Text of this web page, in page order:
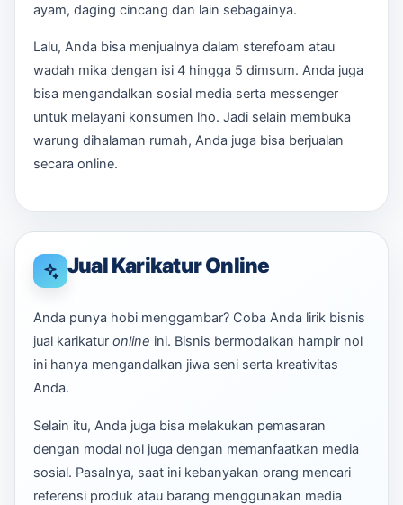
ayam, daging cincang dan lain sebagainya.
Lalu, Anda bisa menjualnya dalam sterefoam atau
wadah mika dengan isi 4 hingga 5 dimsum. Anda juga
bisa mengandalkan sosial media serta messenger
untuk melayani konsumen lho. Jadi selain membuka
warung dihalaman rumah, Anda juga bisa berjualan
secara online.
Jual Karikatur Online
Anda punya hobi menggambar? Coba Anda lirik bisnis
jual karikatur online ini. Bisnis bermodalkan hampir nol
ini hanya mengandalkan jiwa seni serta kreativitas
Anda.
Selain itu, Anda juga bisa melakukan pemasaran
dengan modal nol juga dengan memanfaatkan media
sosial. Pasalnya, saat ini kebanyakan orang mencari
referensi produk atau barang menggunakan media